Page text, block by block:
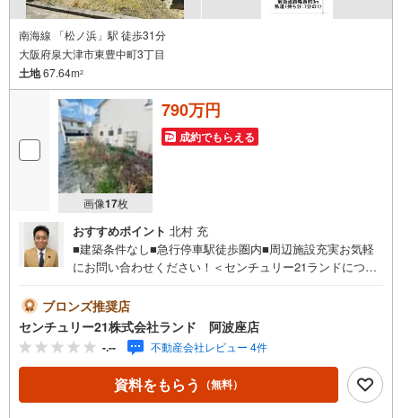
南海線 「松ノ浜」駅 徒歩31分
大阪府泉大津市東豊中町3丁目
土地67.64m2
画像17枚
790万円
成約でもらえる
おすすめポイント 北村 充
■建築条件なし■急行停車駅徒歩圏内■周辺施設充実お気軽
にお問い合わせください！＜センチュリー21ランドについ
ニーズに寄り添い、大切なお住まいのご購入に最後まで伴
走いたします！●リフォームのご相談も承っております。●
購入・売却・ローンのご相談・・・なんでもお気軽にご相
談くださいませ！〇大阪メトロ千日前線・中央線「阿波
座」駅5番出口より徒歩約2分！〇営業時間:10:00～20:00
（火曜日・水曜日定休日※祝日は営業）事前にご連絡いただ
ブロンズ推奨店
センチュリー21株式会社ランド 阿波座店
-.-- 不動産会社レビュー 4件
資料をもらう （無料）